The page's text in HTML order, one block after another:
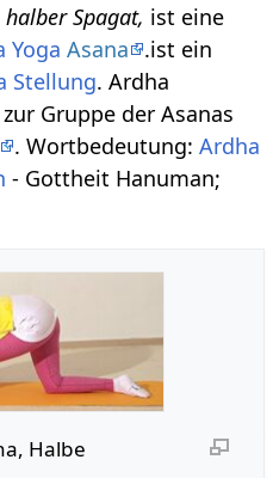
Spagat, ist eine
Yoga Asana
.ist ein
Stellung. Ardha
Gruppe der Asanas
. Wortbedeutung:Ardha
- Gottheit Hanuman;
Halbe